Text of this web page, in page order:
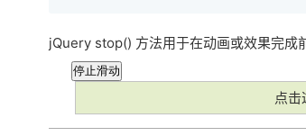
jQuery stop() 方法用于在动画或效果完成
停止滑动
点